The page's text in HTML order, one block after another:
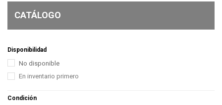
CATÁLOGO
Disponibilidad
No disponible
En inventario primero
Condición